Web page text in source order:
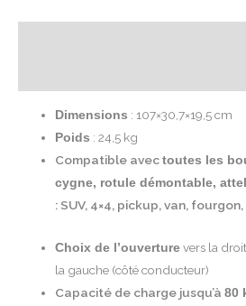
Dimensions : 107×30,7×19,5 cm
Poids : 24,5 kg
Compatible avectoutes les
cygne, rotule démontable,
: SUV, 4×4, pickup, van,
Choix de l’ouverture vers la
la gauche (côté conducteur)
Capacité de charge jusqu’à80